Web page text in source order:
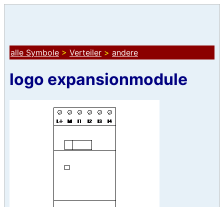
alle Symbole > Verteiler > andere
logo expansionmodule